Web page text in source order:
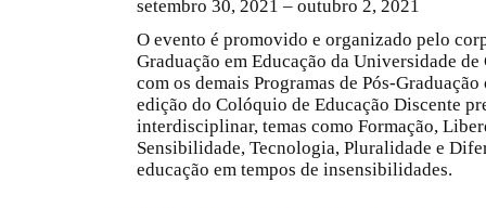
setembro 30, 2021 – outubro 2, 2021
O evento é promovido e organizado pelo
Graduação em Educação da Universidade
com os demais Programas de Pós-
edição do Colóquio de Educação Discente
interdisciplinar, temas como Formação,
Sensibilidade, Tecnologia, Pluralidade e
educação em tempos de insensibilidades.